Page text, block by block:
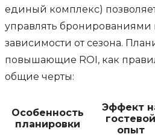
единый комплекс)
управлять бронированиями
зависимости от сезона.
повышающие ROI, как
общие черты:
Особенность
планировки
Эффект
гостевой
опыт